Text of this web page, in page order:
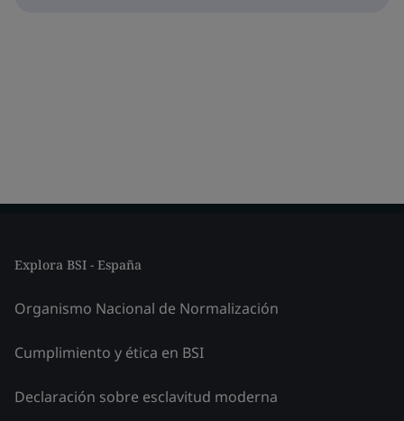
Explora BSI - España
Organismo Nacional de Normalización
Cumplimiento y ética en BSI
Declaración sobre esclavitud moderna